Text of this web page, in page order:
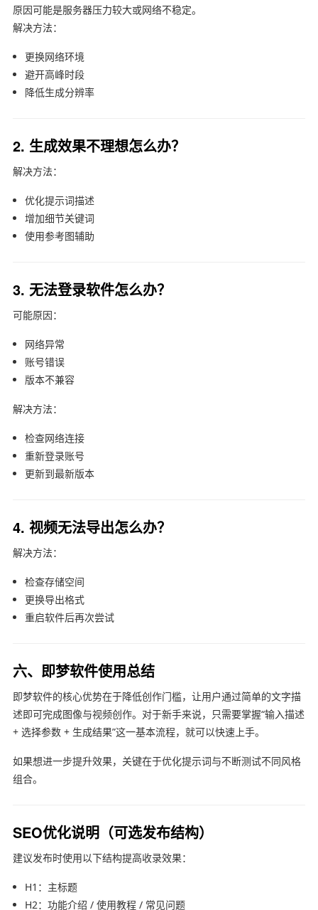
原因可能是服务器压力较大或网络不稳定。
解决方法：
更换网络环境
避开高峰时段
降低生成分辨率
2. 生成效果不理想怎么办？
解决方法：
优化提示词描述
增加细节关键词
使用参考图辅助
3. 无法登录软件怎么办？
可能原因：
网络异常
账号错误
版本不兼容
解决方法：
检查网络连接
重新登录账号
更新到最新版本
4. 视频无法导出怎么办？
解决方法：
检查存储空间
更换导出格式
重启软件后再次尝试
六、即梦软件使用总结
即梦软件的核心优势在于降低创作门槛，让用户通过简单的文字描
述即可完成图像与视频创作。对于新手来说，只需要掌握“输入描述
+ 选择参数 + 生成结果”这一基本流程，就可以快速上手。
如果想进一步提升效果，关键在于优化提示词与不断测试不同风格
组合。
SEO优化说明（可选发布结构）
建议发布时使用以下结构提高收录效果：
H1：主标题
H2：功能介绍 / 使用教程 / 常见问题